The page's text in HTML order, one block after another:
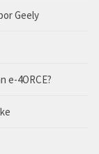
Geely
e-4ORCE?